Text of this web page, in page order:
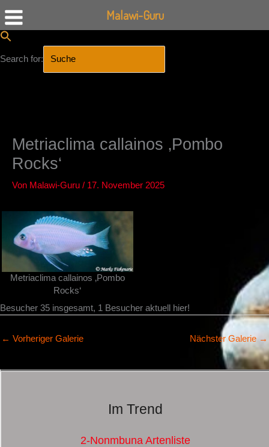
Search for:
Metriaclima callainos ‚Pombo
Rocks‘
Von Malawi-Guru / 17. November 2025
Metriaclima callainos ‚Pombo
Rocks‘
Besucher 35 insgesamt, 1 Besucher aktuell hier!
← Vorheriger Galerie Nächster Galerie →
Im Trend
2-Nonmbuna Artenliste
Malawi-Guru